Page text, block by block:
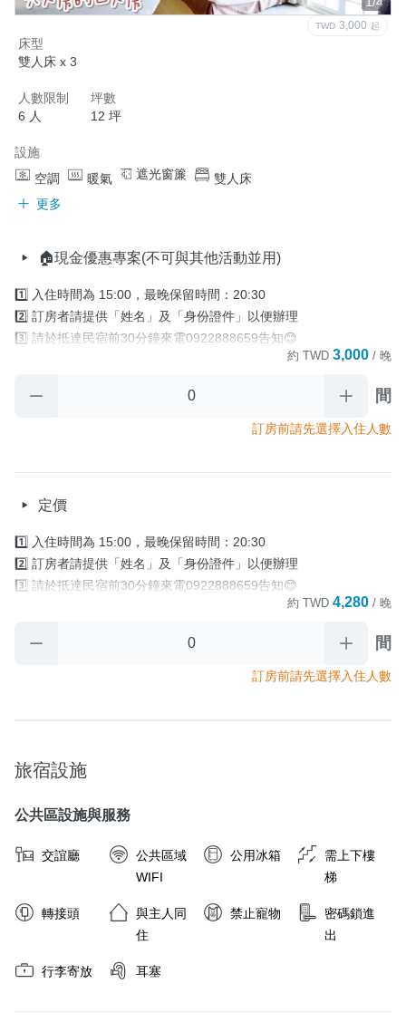
TWD 3,000 起
床型
雙人床 x 3
人數限制
6 人
坪數
12 坪
設施
空調
暖氣 遮光窗簾
雙人床
更多
🏠現金優惠專案(不可與其他活動並用)
1️⃣ 入住時間為 15:00，最晚保留時間：20:30
2️⃣ 訂房者請提供「姓名」及「身份證件」以便辦理
3️⃣ 請於抵達民宿前30分鐘來電0922888659告知😊
     若退房沒繳回，民宿將對訂房人酌收補卡費400元
4️⃣早餐資訊：全房型無供早餐
5️⃣寄放行李：需提早1天通知寄放時間
      入住當天/早上10:30後可寄放
約 TWD 3,000 / 晚
間
訂房前請先選擇入住人數
定價
1️⃣ 入住時間為 15:00，最晚保留時間：20:30
2️⃣ 訂房者請提供「姓名」及「身份證件」以便辦理
3️⃣ 請於抵達民宿前30分鐘來電0922888659告知😊
     若退房沒繳回，民宿將對訂房人酌收補卡費400元
4️⃣早餐資訊：全房型無供早餐
      入住當天/早上10:30後可寄放
      退房當天/晚上18:00前取行李
約 TWD 4,280 / 晚
間
訂房前請先選擇入住人數
旅宿設施
公共區設施與服務
交誼廳
公共區域
WIFI
公用冰箱
需上下樓
梯
轉接頭
與主人同
住
禁止寵物
密碼鎖進
出
行李寄放 耳塞